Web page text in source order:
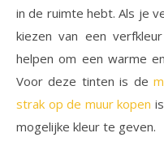
in de ruimte hebt. Als je
kiezen van een
helpen om een ​​warme
Voor deze tinten is de
strak op de muur kopen
mogelijke kleur te geven.